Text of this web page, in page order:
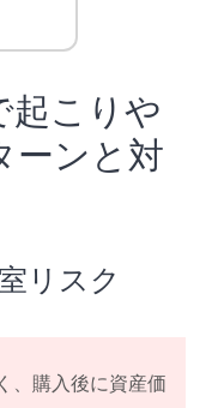
起こりや
ーンと対
リスク
、購入後に資産価